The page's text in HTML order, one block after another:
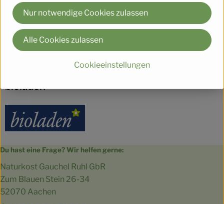
Herkunft
Hersteller: WBI
bioladen
Du hast eine Frage? Wir helfen gerne:
Naturkost Gauchel Ruhl GbR
Zum Blauen Stein 26-34
52070 Aachen
Cookieeinstellungen
Nur notwendige Cookies zulassen
Alle Cookies zulassen